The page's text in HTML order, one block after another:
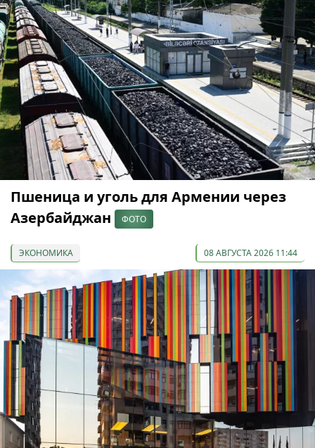
Пшеница и уголь для Армении через
Азербайджан
ФОТО
ЭКОНОМИКА 08 АВГУСТА 2026 11:44